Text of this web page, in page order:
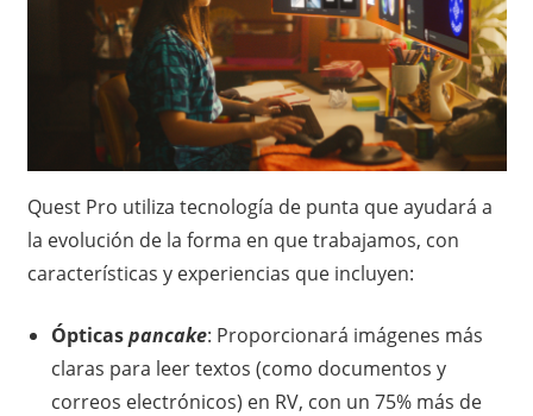
Quest Pro utiliza tecnología de punta que ayudará a
la evolución de la forma en que trabajamos, con
características y experiencias que incluyen:
Ópticaspancake: Proporcionará imágenes más
claras para leer textos (como documentos y
correos electrónicos) en RV, con un 75% más de